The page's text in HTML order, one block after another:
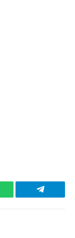
Telegram